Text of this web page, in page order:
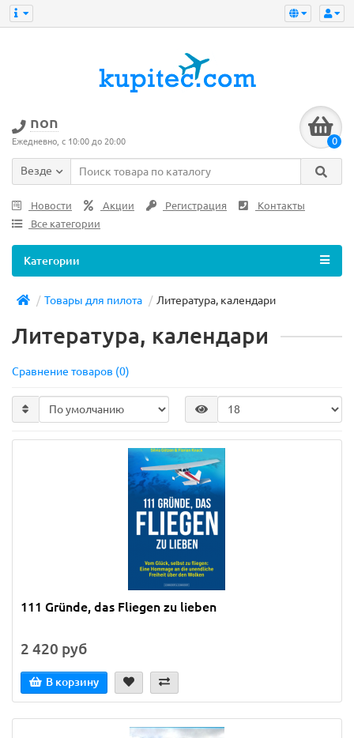
non
Ежедневно, с 10:00 до 20:00 0
Везде
Новости Акции Регистрация
Контакты
Все категории
Категории
Товары для пилота Литература, календари
Литература, календари
Сравнение товаров (0)
111 Gründe, das Fliegen zu lieben
2 420 руб
В корзину